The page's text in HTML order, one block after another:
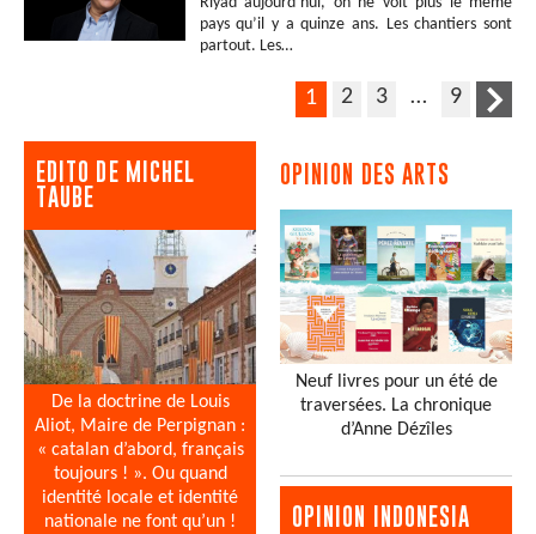
pays qu’il y a quinze ans. Les chantiers sont
partout. Les…
1 2 3 … 9
EDITO DE MICHEL
TAUBE
De la doctrine de Louis
Aliot, Maire de Perpignan :
« catalan d’abord, français
toujours ! ». Ou quand
identité locale et identité
nationale ne font qu’un !
OPINION DES ARTS
Neuf livres pour un été de
traversées. La chronique
d’Anne Dézîles
OPINION INDONESIA